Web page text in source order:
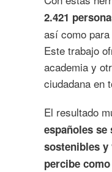
2.421
así como
Este trabajo
academia y
ciudadana en
El resultado
españoles
sostenibles y
percibe